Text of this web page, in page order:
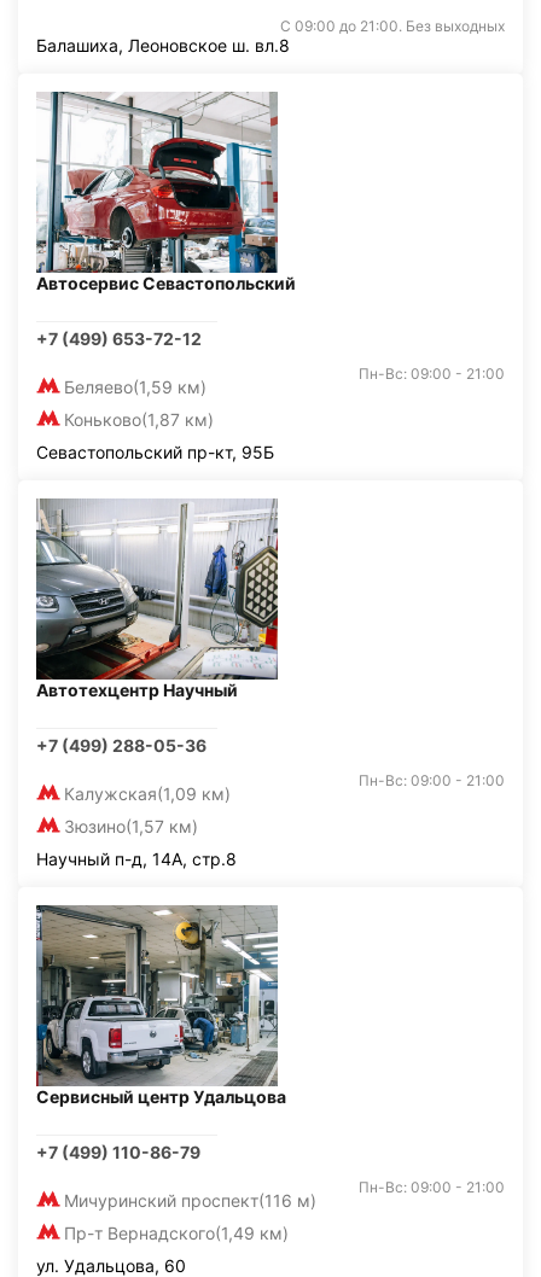
С 09:00 до 21:00. Без выходных
Балашиха, Леоновское ш. вл.8
Автосервис Севастопольский
+7 (499) 653-72-12
Беляево(1,59 км)
Коньково(1,87 км)
Пн-Вс: 09:00 - 21:00
Севастопольский пр-кт, 95Б
Автотехцентр Научный
+7 (499) 288-05-36
Калужская(1,09 км)
Зюзино(1,57 км)
Пн-Вс: 09:00 - 21:00
Научный п-д, 14А, стр.8
Сервисный центр Удальцова
+7 (499) 110-86-79
Мичуринский проспект(116 м)
Пр-т Вернадского(1,49 км)
Пн-Вс: 09:00 - 21:00
ул. Удальцова, 60